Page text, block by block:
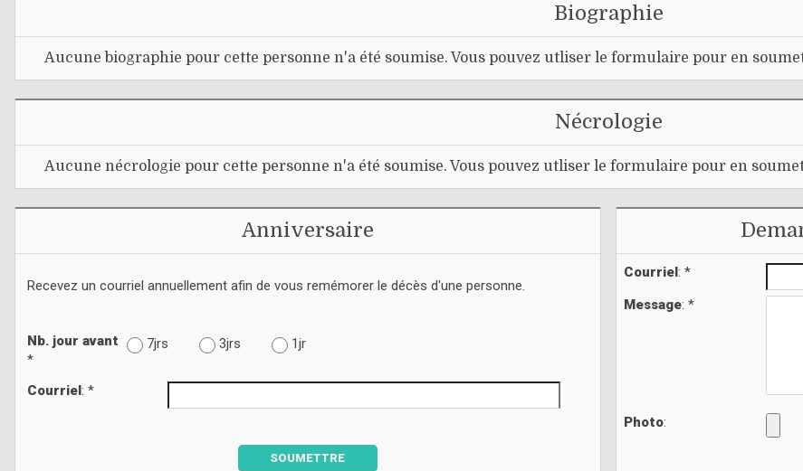
Biographie
Aucune biographie pour cette personne n'a été soumise. Vous pouvez utliser le formulaire pour en
Nécrologie
Aucune nécrologie pour cette personne n'a été soumise. Vous pouvez utliser le formulaire pour en
Anniversaire
Recevez un courriel annuellement afin de vous remémorer le décès d'une personne.
Nb. jour avant
*
7jrs 3jrs 1jr
Courriel: *
SOUMETTRE
Courriel: *
Message: *
Photo: